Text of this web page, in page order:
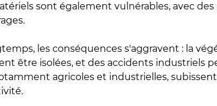
sont également vulnérables, avec des
les conséquences s'aggravent : la
être isolées, et des accidents industriels
agricoles et industrielles,